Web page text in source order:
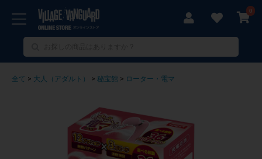
0
全て > 大人（アダルト） > 秘宝館 > ローター・電マ